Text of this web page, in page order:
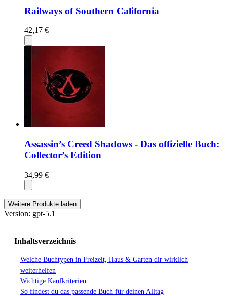
Railways of Southern California
42,17 €
Assassin’s Creed Shadows - Das offizielle Buch:
Collector’s Edition
34,99 €
Weitere Produkte laden
Version: gpt-5.1
Inhaltsverzeichnis
Welche Buchtypen in Freizeit, Haus & Garten dir wirklich
weiterhelfen
Wichtige Kaufkriterien
So findest du das passende Buch für deinen Alltag